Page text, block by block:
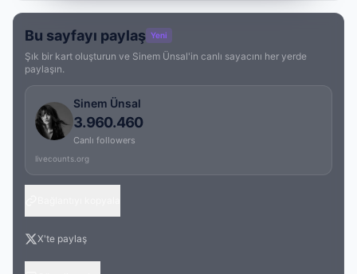
Bu sayfayı paylaş Yeni
Şık bir kart oluşturun ve Sinem Ünsal'in canlı sayacını her yerde
paylaşın.
Sinem Ünsal
3.960.460
Canlı followers
livecounts.org
X'te paylaş